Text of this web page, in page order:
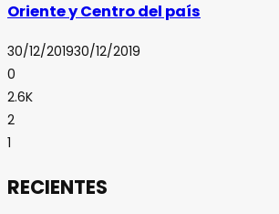
Oriente y Centro del país
30/12/201930/12/2019
0
2.6K
2
1
RECIENTES